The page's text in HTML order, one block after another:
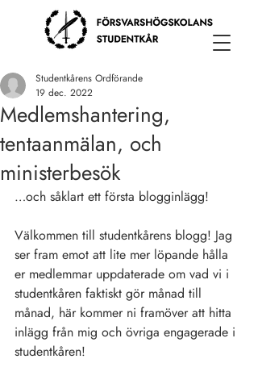
Medlemshantering,
tentaanmälan, och
ministerbesök
Studentkårens Ordförande
19 dec. 2022
…och såklart ett första blogginlägg!
Välkommen till studentkårens blogg! Jag
ser fram emot att lite mer löpande hålla
er medlemmar uppdaterade om vad vi i
studentkåren faktiskt gör månad till
månad, här kommer ni framöver att hitta
inlägg från mig och övriga engagerade i
studentkåren!